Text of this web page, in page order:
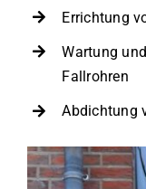
Errichtung
Wartung
Fallrohren
Abdichtung